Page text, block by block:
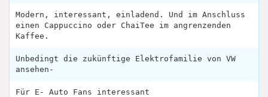
Modern, interessant, einladend. Und im Anschluss
einen Cappuccino oder ChaiTee im angrenzenden
Kaffee.
Unbedingt die zukünftige Elektrofamilie von VW
ansehen-
Für E- Auto Fans interessant